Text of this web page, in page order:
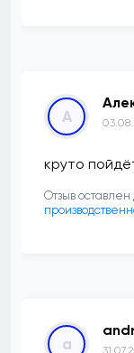
А
круто
Отзыв оставлен
a